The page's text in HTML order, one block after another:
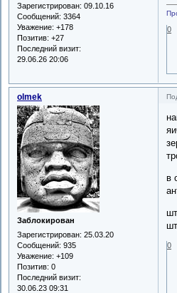
Зарегистрирован: 09.10.16
Сообщений: 3364
Уважение: +178
Позитив: +27
Последний визит:
29.06.26 20:06
0
olmek
Заблокирован
Зарегистрирован: 25.03.20
Сообщений: 935
Уважение: +109
Позитив: 0
Последний визит:
30.06.23 09:31
в
0